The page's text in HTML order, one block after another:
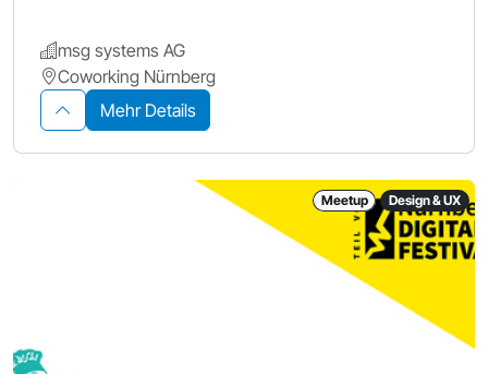
msg systems AG
Coworking Nürnberg
Mehr Details
Meetup Design & UX